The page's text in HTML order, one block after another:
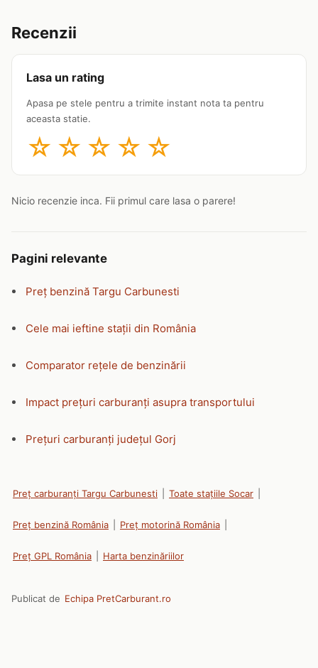
Recenzii
Lasa un rating
Apasa pe stele pentru a trimite instant nota ta pentru
aceasta statie.
☆ ☆ ☆ ☆ ☆
Nicio recenzie inca. Fii primul care lasa o parere!
Pagini relevante
Preț benzină Targu Carbunesti
Cele mai ieftine stații din România
Comparator rețele de benzinării
Impact prețuri carburanți asupra transportului
Prețuri carburanți județul Gorj
Preț carburanți Targu Carbunesti Toate stațiile Socar
Preț benzină România Preț motorină România
Preț GPL România Harta benzinăriilor
Publicat de Echipa PretCarburant.ro